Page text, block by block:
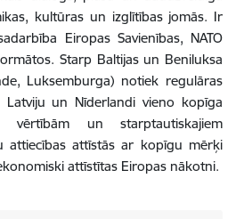
kultūras un izglītības jomās. Ir
Eiropas Savienības, NATO
Starp Baltijas un Beniluksa
Luksemburga) notiek regulāras
Latviju un Nīderlandi vieno kopīga
un starptautiskajiem
attiecības attīstās ar kopīgu mērķi
attīstītas Eiropas nākotni.